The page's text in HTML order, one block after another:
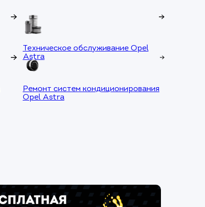
Техническое обслуживание Opel
Astra
Ремонт систем кондиционирования
Opel Astra